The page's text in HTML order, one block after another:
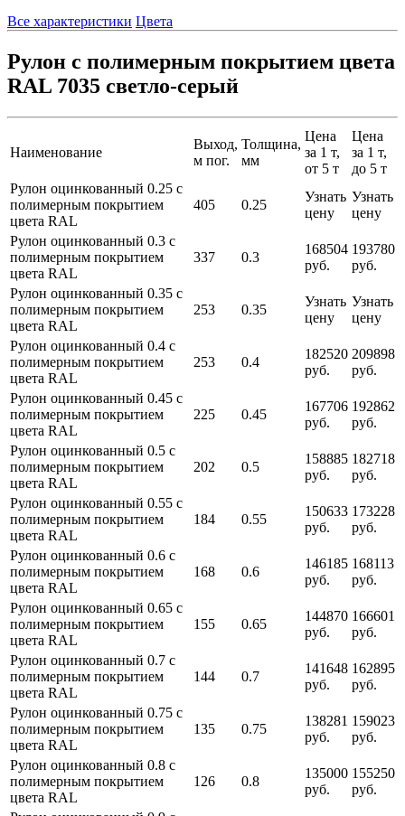
Все характеристики Цвета
Рулон с полимерным покрытием цвета
RAL 7035 светло-серый
Наименование
Выход,
м пог.
Толщина,
мм
Цена
за 1 т,
от 5 т
Цена
за 1 т,
до 5 т
Рулон оцинкованный 0.25 с
полимерным покрытием
цвета RAL
405 0.25
Узнать
цену
Узнать
цену
Рулон оцинкованный 0.3 с
полимерным покрытием
цвета RAL
337 0.3
168504
руб.
193780
руб.
Рулон оцинкованный 0.35 с
полимерным покрытием
цвета RAL
253 0.35
Узнать
цену
Узнать
цену
Рулон оцинкованный 0.4 с
полимерным покрытием
цвета RAL
253 0.4
182520
руб.
209898
руб.
Рулон оцинкованный 0.45 с
полимерным покрытием
цвета RAL
225 0.45
167706
руб.
192862
руб.
Рулон оцинкованный 0.5 с
полимерным покрытием
цвета RAL
202 0.5
158885
руб.
182718
руб.
Рулон оцинкованный 0.55 с
полимерным покрытием
цвета RAL
184 0.55
150633
руб.
173228
руб.
Рулон оцинкованный 0.6 с
полимерным покрытием
цвета RAL
168 0.6
146185
руб.
168113
руб.
Рулон оцинкованный 0.65 с
полимерным покрытием
цвета RAL
155 0.65
144870
руб.
166601
руб.
Рулон оцинкованный 0.7 с
полимерным покрытием
цвета RAL
144 0.7
141648
руб.
162895
руб.
Рулон оцинкованный 0.75 с
полимерным покрытием
цвета RAL
135 0.75
138281
руб.
159023
руб.
Рулон оцинкованный 0.8 с
полимерным покрытием
цвета RAL
126 0.8
135000
руб.
155250
руб.